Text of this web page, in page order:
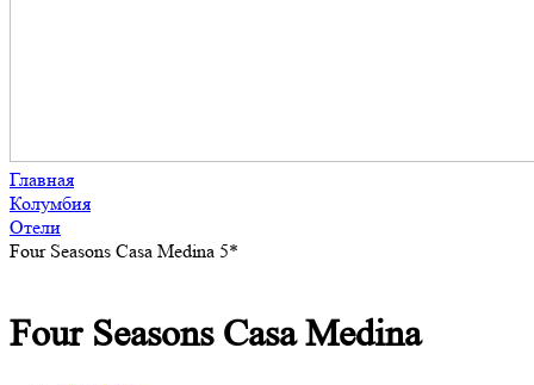
Главная
Колумбия
Отели
Four Seasons Casa Medina 5*
Four Seasons Casa Medina